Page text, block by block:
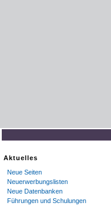
Aktuelles
Neue Seiten
Neuerwerbungslisten
Neue Datenbanken
Führungen und Schulungen